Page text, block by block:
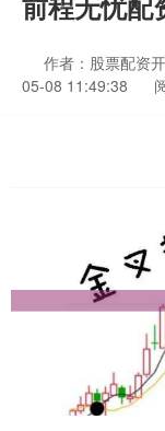
作者：股票配资
05-08 11:49:38